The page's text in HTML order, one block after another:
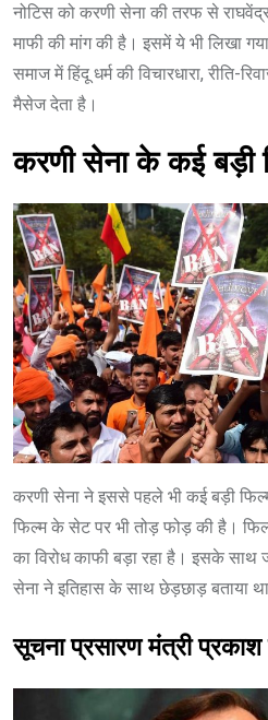
नोटिस को करणी सेना की तरफ से
माफी की मांग की है। इसमें ये भी लिखा
समाज में हिंदू धर्म की विचारधारा, रीति-
मैसेज देता है।
करणी सेना के कई बड़ी
करणी सेना ने इससे पहले भी कई बड़ी
फिल्म के सेट पर भी तोड़ फोड़ की है।
का विरोध काफी बड़ा रहा है। इसके साथ
सेना ने इतिहास के साथ छेड़छाड़ बताया
सूचना प्रसारण मंत्री